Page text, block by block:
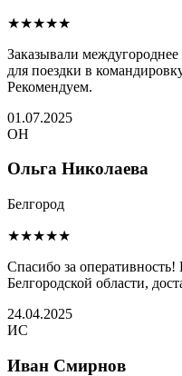
★★★★★
Заказывали
для поездки в
Рекомендуем.
01.07.2025
ОН
Ольга Николаева
Белгород
★★★★★
Спасибо за
Белгородской области,
24.04.2025
ИС
Иван Смирнов